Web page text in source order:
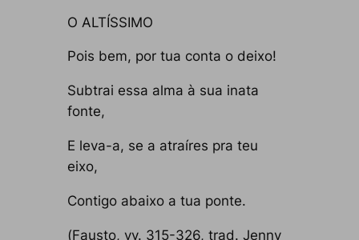
O ALTÍSSIMO
Pois bem, por tua conta o deixo!
Subtrai essa alma à sua inata
fonte,
E leva-a, se a atraíres pra teu
eixo,
Contigo abaixo a tua ponte.
(Fausto, vv. 315-326, trad. Jenny